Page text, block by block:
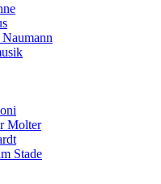
Molter
Stade